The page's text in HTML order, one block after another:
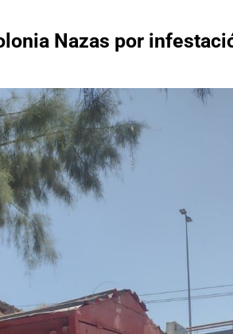
Nazas por